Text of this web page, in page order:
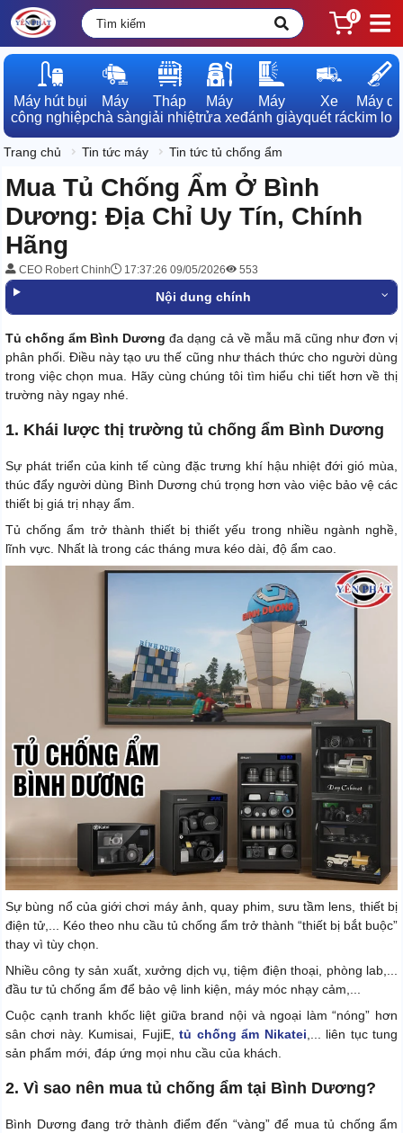
0
Máy hút bụi
công nghiệp
Máy
chà sàn
Tháp
giải nhiệt
Máy
rửa xe
Máy
đánh giày
Xe
quét rác
Máy dò
kim loại
Trang chủ Tin tức máy Tin tức tủ chống ẩm
Mua Tủ Chống Ẩm Ở Bình
Dương: Địa Chỉ Uy Tín, Chính
Hãng
CEO Robert Chinh 17:37:26 09/05/2026 553
Nội dung chính
Tủ chống ẩm Bình Dương đa dạng cả về mẫu mã cũng như đơn vị
phân phối. Điều này tạo ưu thế cũng như thách thức cho người dùng
trong việc chọn mua. Hãy cùng chúng tôi tìm hiểu chi tiết hơn về thị
trường này ngay nhé.
1. Khái lược thị trường tủ chống ẩm Bình Dương
Sự phát triển của kinh tế cùng đặc trưng khí hậu nhiệt đới gió mùa,
thúc đẩy người dùng Bình Dương chú trọng hơn vào việc bảo vệ các
thiết bị giá trị nhạy ẩm.
Tủ chống ẩm trở thành thiết bị thiết yếu trong nhiều ngành nghề,
lĩnh vực. Nhất là trong các tháng mưa kéo dài, độ ẩm cao.
Sự bùng nổ của giới chơi máy ảnh, quay phim, sưu tầm lens, thiết bị
điện tử,... Kéo theo nhu cầu tủ chống ẩm trở thành “thiết bị bắt buộc”
thay vì tùy chọn.
Nhiều công ty sản xuất, xưởng dịch vụ, tiệm điện thoại, phòng lab,...
đầu tư tủ chống ẩm để bảo vệ linh kiện, máy móc nhạy cảm,...
Cuộc cạnh tranh khốc liệt giữa brand nội và ngoại làm “nóng” hơn
sân chơi này. Kumisai, FujiE,tủ chống ẩm Nikatei ,... liên tục tung
sản phẩm mới, đáp ứng mọi nhu cầu của khách.
2. Vì sao nên mua tủ chống ẩm tại Bình Dương?
Bình Dương đang trở thành điểm đến “vàng” để mua tủ chống ẩm